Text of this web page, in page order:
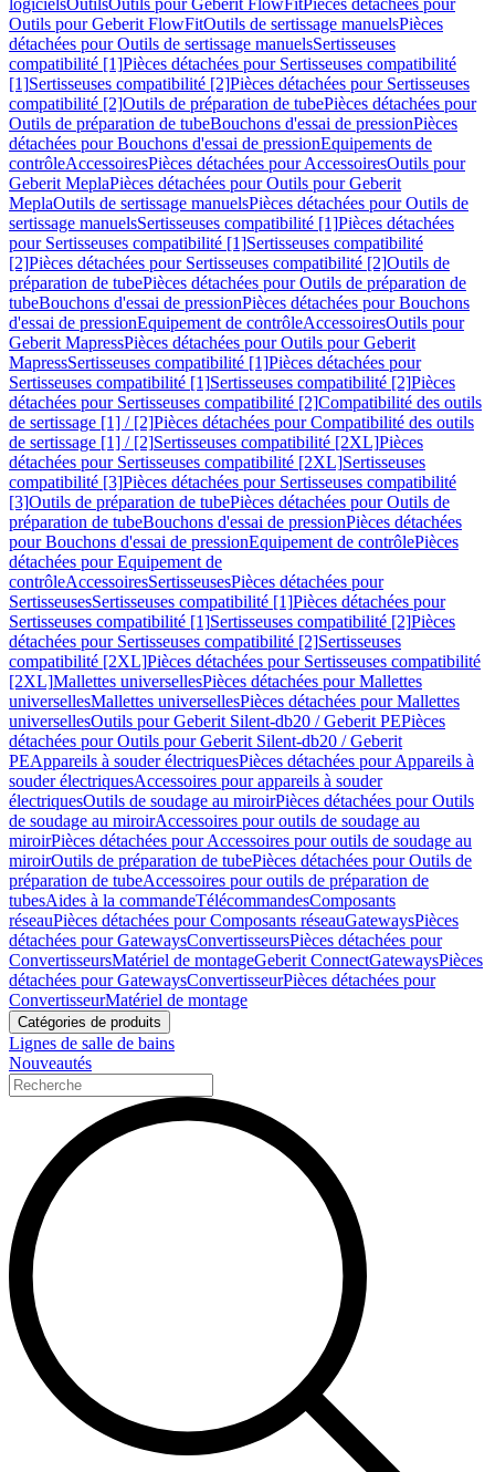
logicielsOutilsOutils pour Geberit FlowFitPièces détachées pour
Outils pour Geberit FlowFitOutils de sertissage manuelsPièces
détachées pour Outils de sertissage manuelsSertisseuses
compatibilité [1]Pièces détachées pour Sertisseuses compatibilité
[1]Sertisseuses compatibilité [2]Pièces détachées pour Sertisseuses
compatibilité [2]Outils de préparation de tubePièces détachées pour
Outils de préparation de tubeBouchons d'essai de pressionPièces
détachées pour Bouchons d'essai de pressionEquipements de
contrôleAccessoiresPièces détachées pour AccessoiresOutils pour
Geberit MeplaPièces détachées pour Outils pour Geberit
MeplaOutils de sertissage manuelsPièces détachées pour Outils de
sertissage manuelsSertisseuses compatibilité [1]Pièces détachées
pour Sertisseuses compatibilité [1]Sertisseuses compatibilité
[2]Pièces détachées pour Sertisseuses compatibilité [2]Outils de
préparation de tubePièces détachées pour Outils de préparation de
tubeBouchons d'essai de pressionPièces détachées pour Bouchons
d'essai de pressionEquipement de contrôleAccessoiresOutils pour
Geberit MapressPièces détachées pour Outils pour Geberit
MapressSertisseuses compatibilité [1]Pièces détachées pour
Sertisseuses compatibilité [1]Sertisseuses compatibilité [2]Pièces
détachées pour Sertisseuses compatibilité [2]Compatibilité des outils
de sertissage [1] / [2]Pièces détachées pour Compatibilité des outils
de sertissage [1] / [2]Sertisseuses compatibilité [2XL]Pièces
détachées pour Sertisseuses compatibilité [2XL]Sertisseuses
compatibilité [3]Pièces détachées pour Sertisseuses compatibilité
[3]Outils de préparation de tubePièces détachées pour Outils de
préparation de tubeBouchons d'essai de pressionPièces détachées
pour Bouchons d'essai de pressionEquipement de contrôlePièces
détachées pour Equipement de
contrôleAccessoiresSertisseusesPièces détachées pour
SertisseusesSertisseuses compatibilité [1]Pièces détachées pour
Sertisseuses compatibilité [1]Sertisseuses compatibilité [2]Pièces
détachées pour Sertisseuses compatibilité [2]Sertisseuses
compatibilité [2XL]Pièces détachées pour Sertisseuses compatibilité
[2XL]Mallettes universellesPièces détachées pour Mallettes
universellesMallettes universellesPièces détachées pour Mallettes
universellesOutils pour Geberit Silent-db20 / Geberit PEPièces
détachées pour Outils pour Geberit Silent-db20 / Geberit
PEAppareils à souder électriquesPièces détachées pour Appareils à
souder électriquesAccessoires pour appareils à souder
électriquesOutils de soudage au miroirPièces détachées pour Outils
de soudage au miroirAccessoires pour outils de soudage au
miroirPièces détachées pour Accessoires pour outils de soudage au
miroirOutils de préparation de tubePièces détachées pour Outils de
préparation de tubeAccessoires pour outils de préparation de
tubesAides à la commandeTélécommandesComposants
réseauPièces détachées pour Composants réseauGatewaysPièces
détachées pour GatewaysConvertisseursPièces détachées pour
ConvertisseursMatériel de montageGeberit ConnectGatewaysPièces
détachées pour GatewaysConvertisseurPièces détachées pour
ConvertisseurMatériel de montage
Catégories de produits
Lignes de salle de bains
Nouveautés